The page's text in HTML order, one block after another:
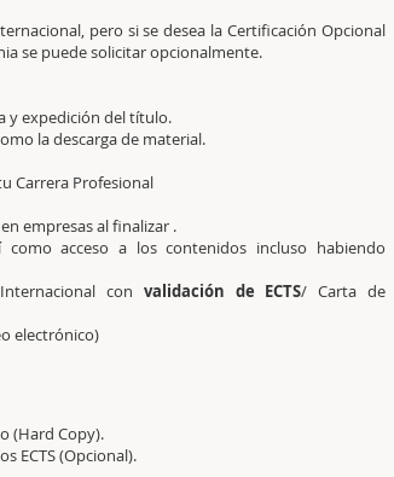
pero si se desea la Certificación Opcional
se puede solicitar opcionalmente.
y expedición del título.
la descarga de material.
Carrera Profesional
empresas al finalizar .
acceso a los contenidos incluso habiendo
con validación de ECTS/ Carta de
electrónico)
(Hard Copy).
ECTS (Opcional).